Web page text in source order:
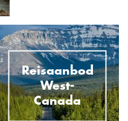
Reisaanbod
West-
Canada